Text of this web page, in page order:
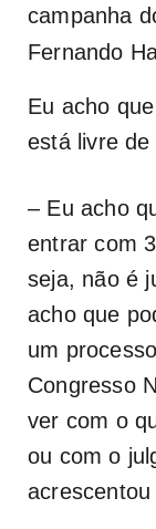
campanha
Fernando
Eu acho
está livre de
– Eu acho
entrar com
seja, não é
acho que
um
Congresso
ver com o
ou com o